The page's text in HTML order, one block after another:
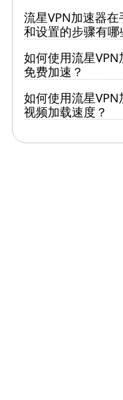
流星VPN加速器在
和设置的步骤有哪
如何使用流星
免费加速？
如何使用流星
视频加载速度？